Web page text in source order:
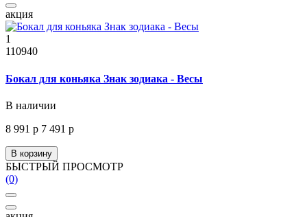
акция
1
110940
Бокал для коньяка Знак зодиака - Весы
В наличии
8 991 р 7 491 р
В корзину
БЫСТРЫЙ ПРОСМОТР
(0)